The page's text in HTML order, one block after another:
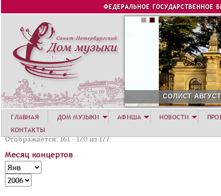
Jump to navigation
ФЕДЕРАЛЬНОЕ ГОСУДАРСТВЕННОЕ
СОЛИСТ АВГУСТА 2026
Отображается: 161 - 170 из 177
Месяц концертов
М
е
с
М
е
с
Г
о
ГЛАВНАЯ ДОМ МУЗЫКИ АФИША НОВОСТИ
КОНТАКТЫ